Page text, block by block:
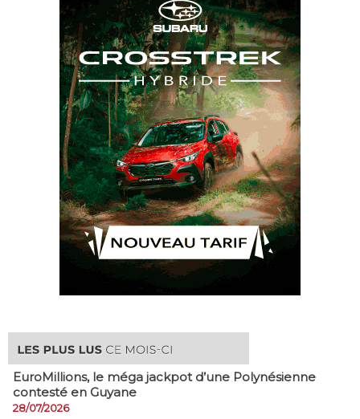
EuroMillions, ​le méga jackpot d’une Polynésienne
contesté en Guyane
28/07/2026